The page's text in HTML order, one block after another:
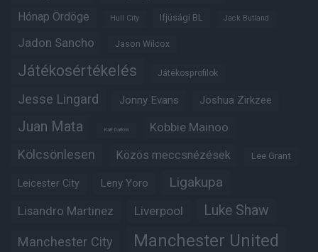
Hónap Ördöge Hull City Ifjúsági BL Jack Butland
Jadon Sancho Jason Wilcox
Játékosértékelés Játékosprofilok
Jesse Lingard Jonny Evans Joshua Zirkzee
Juan Mata Karl Darlow Kobbie Mainoo
Kölcsönlesen Közös meccsnézések Lee Grant
Leicester City Leny Yoro Ligakupa
Lisandro Martinez Liverpool Luke Shaw
Manchester City Manchester United